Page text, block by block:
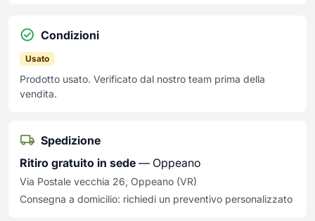
Condizioni
Usato
Prodotto usato. Verificato dal nostro team prima della
vendita.
Spedizione
Ritiro gratuito in sede — Oppeano
Via Postale vecchia 26, Oppeano (VR)
Consegna a domicilio: richiedi un preventivo personalizzato